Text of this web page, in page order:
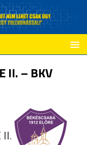
II. – BKV
II.